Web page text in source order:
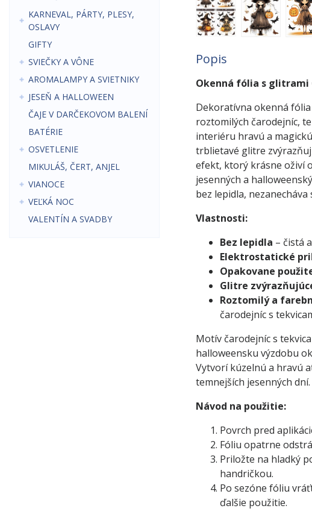
KARNEVAL, PÁRTY, PLESY,
OSLAVY
GIFTY
SVIEČKY A VÔNE
AROMALAMPY A SVIETNIKY
JESEŇ A HALLOWEEN
ČAJE V DARČEKOVOM BALENÍ
BATÉRIE
OSVETLENIE
MIKULÁŠ, ČERT, ANJEL
VIANOCE
VEĽKÁ NOC
VALENTÍN A SVADBY
Popis
Okenná fólia s glitrami
Dekoratívna okenná
roztomilých čarodejníc,
interiéru hravú a
trblietavé glitre
efekt, ktorý krásne oživí
jesenných a
bez lepidla,
Vlastnosti:
Bez lepidla – čistá
Elektrostatické
Opakovane
Glitre
Roztomilý a
čarodejníc s
Motív čarodejníc s
halloweensku výzdobu
Vytvorí kúzelnú a hravú
temnejších jesenných dní.
Návod na použitie:
Povrch pred
Fóliu opatrne
Priložte na hladký
handričkou.
Po sezóne fóliu
ďalšie použitie.